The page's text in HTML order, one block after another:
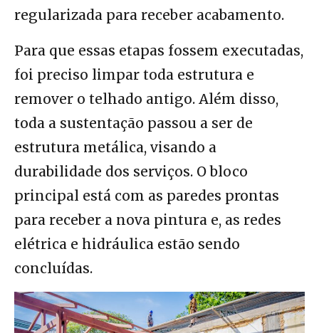
regularizada para receber acabamento.
Para que essas etapas fossem executadas,
foi preciso limpar toda estrutura e
remover o telhado antigo. Além disso,
toda a sustentação passou a ser de
estrutura metálica, visando a
durabilidade dos serviços. O bloco
principal está com as paredes prontas
para receber a nova pintura e, as redes
elétrica e hidráulica estão sendo
concluídas.